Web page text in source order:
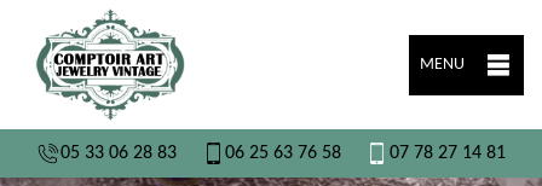
MENU
05 33 06 28 83 06 25 63 76 58 07 78 27 14 81